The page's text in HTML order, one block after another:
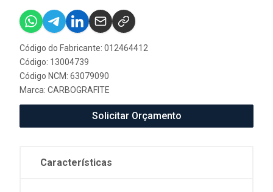
Código do Fabricante: 012464412
Código: 13004739
Código NCM: 63079090
Marca: CARBOGRAFITE
Solicitar Orçamento
Características